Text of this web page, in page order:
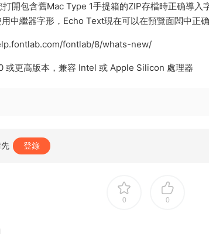
開包含舊Mac Type 1手提箱的ZIP存檔時正确導入字
中繼器字形，Echo Text現在可以在預覽面闆中正确
fontlab/8/whats-new/
或更高版本，兼容 Intel 或 Apple Silicon 處理器
登錄
0 0